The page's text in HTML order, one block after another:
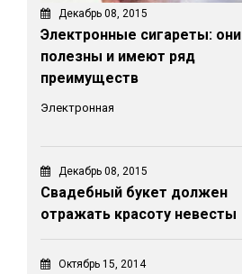
Декабрь 08, 2015
Электронные сигареты: они
полезны и имеют ряд
преимуществ
Электронная
Декабрь 08, 2015
Свадебный букет должен
отражать красоту невесты
Октябрь 15, 2014